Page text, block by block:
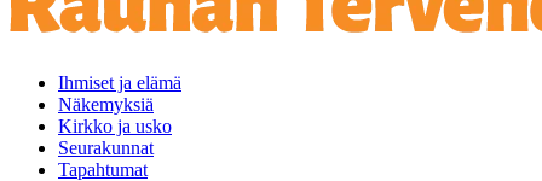
Ihmiset ja elämä
Näkemyksiä
Kirkko ja usko
Seurakunnat
Tapahtumat